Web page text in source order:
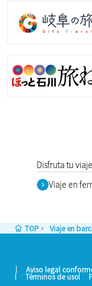
Disfruta tu viaje
Viaje en
TOP Viaje en
Aviso legal
Términos de uso